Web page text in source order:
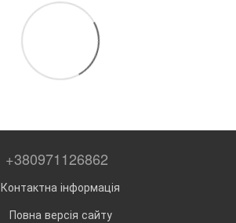
+380971126862
Контактна інформація
Повна версія сайту